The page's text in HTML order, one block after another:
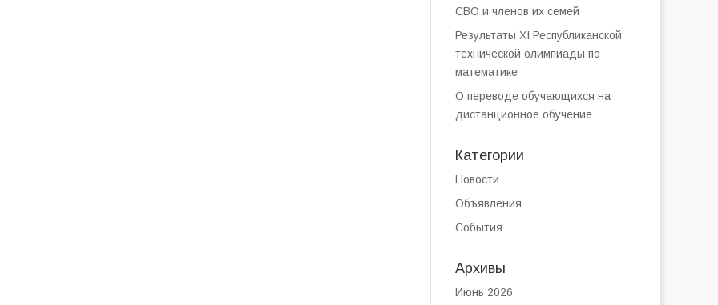
СВО и членов их семей
Результаты XI Республиканской
технической олимпиады по
математике
О переводе обучающихся на
дистанционное обучение
Категории
Новости
Объявления
События
Архивы
Июнь 2026